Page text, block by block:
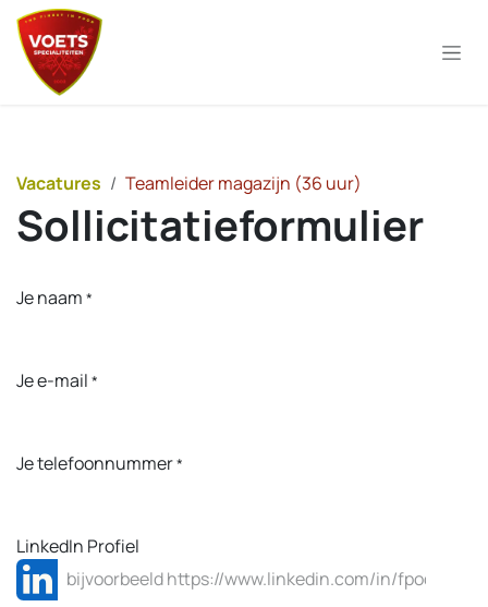
Overslaan naar inhoud
Vacatures Teamleider magazijn (36 uur)
Sollicitatieformulier
Je naam *
Je e-mail *
Je telefoonnummer*
LinkedIn Profiel